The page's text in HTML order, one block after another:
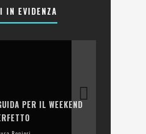
IN EVIDENZA
PER IL WEEKEND